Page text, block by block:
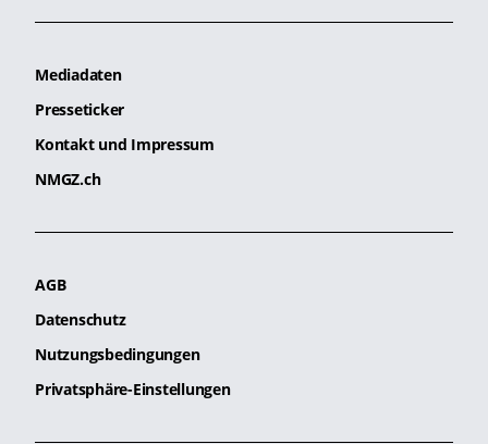
Mediadaten
Presseticker
Kontakt und Impressum
NMGZ.ch
AGB
Datenschutz
Nutzungsbedingungen
Privatsphäre-Einstellungen